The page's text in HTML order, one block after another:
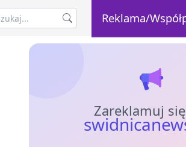
Reklama/
Zareklamuj